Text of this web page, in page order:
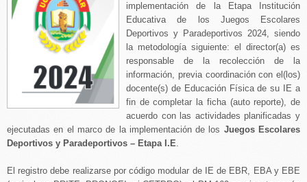
implementación de la Etapa Institución
Educativa de los Juegos Escolares
Deportivos y Paradeportivos 2024, siendo
la metodología siguiente: el director(a) es
responsable de la recolección de la
información, previa coordinación con el(los)
docente(s) de Educación Física de su IE a
fin de completar la ficha (auto reporte), de
acuerdo con las actividades planificadas y
ejecutadas en el marco de la implementación de los Juegos Escolares
Deportivos y Paradeportivos – Etapa I.E.
El registro debe realizarse por código modular de IE de EBR, EBA y EBE